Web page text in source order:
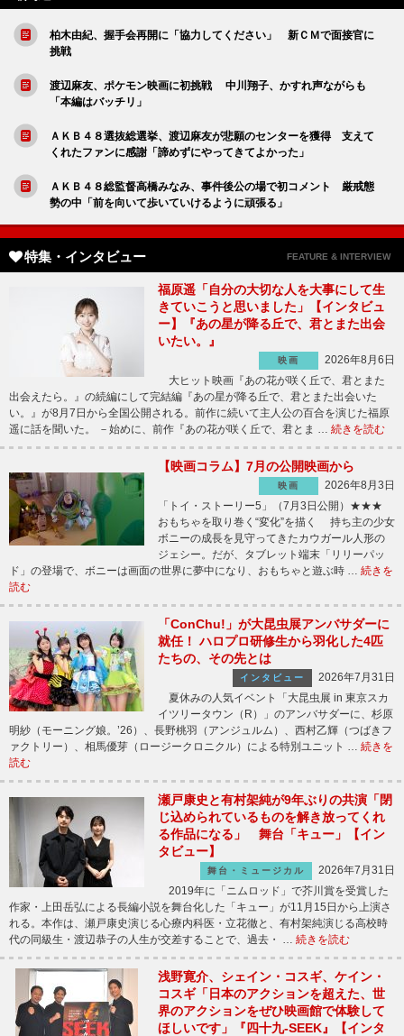
柏木由紀、握手会再開に「協力してください」 新ＣＭで面接官に
挑戦
渡辺麻友、ポケモン映画に初挑戦 中川翔子、かすれ声ながらも
「本編はバッチリ」
ＡＫＢ４８選抜総選挙、渡辺麻友が悲願のセンターを獲得 支えて
くれたファンに感謝「諦めずにやってきてよかった」
ＡＫＢ４８総監督高橋みなみ、事件後公の場で初コメント 厳戒態
勢の中「前を向いて歩いていけるように頑張る」
特集・インタビュー FEATURE & INTERVIEW
福原遥「自分の大切な人を大事にして生
きていこうと思いました」【インタビュ
ー】『あの星が降る丘で、君とまた出会
いたい。』
映画
2026年8月6日
大ヒット映画『あの花が咲く丘で、君とまた
出会えたら。』の続編にして完結編『あの星が降る丘で、君とまた出会いた
い。』が8月7日から全国公開される。前作に続いて主人公の百合を演じた福原
遥に話を聞いた。 －始めに、前作『あの花が咲く丘で、君とま … 続きを読む
【映画コラム】7月の公開映画から
映画
2026年8月3日
「トイ・ストーリー5」（7月3日公開）★★★
おもちゃを取り巻く“変化”を描く 持ち主の少女
ボニーの成長を見守ってきたカウガール人形の
ジェシー。だが、タブレット端末「リリーパッ
ド」の登場で、ボニーは画面の世界に夢中になり、おもちゃと遊ぶ時 … 続きを
読む
「ConChu!」が大昆虫展アンバサダーに
就任！ ハロプロ研修生から羽化した4匹
たちの、その先とは
インタビュー
2026年7月31日
夏休みの人気イベント「大昆虫展 in 東京スカ
イツリータウン（R）」のアンバサダーに、杉原
明紗（モーニング娘。’26）、長野桃羽（アンジュルム）、西村乙輝（つばきフ
ァクトリー）、相馬優芽（ロージークロニクル）による特別ユニット … 続きを
読む
瀬戸康史と有村架純が9年ぶりの共演「閉
じ込められているものを解き放ってくれ
る作品になる」 舞台「キュー」【イン
タビュー】
舞台・ミュージカル
2026年7月31日
2019年に「ニムロッド」で芥川賞を受賞した
作家・上田岳弘による長編小説を舞台化した「キュー」が11月15日から上演さ
れる。本作は、瀬戸康史演じる心療内科医・立花徹と、有村架純演じる高校時
代の同級生・渡辺恭子の人生が交差することで、過去・ … 続きを読む
浅野寛介、シェイン・コスギ、ケイン・
コスギ「日本のアクションを超えた、世
界のアクションをぜひ映画館で体験して
ほしいです」『四十九-SEEK』【インタ